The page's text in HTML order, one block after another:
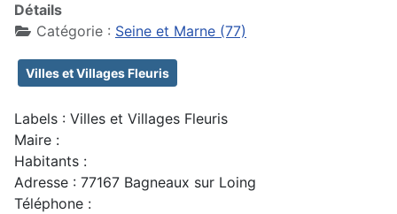
Détails
Catégorie : Seine et Marne (77)
Villes et Villages Fleuris
Labels : Villes et Villages Fleuris
Maire :
Habitants :
Adresse : 77167 Bagneaux sur Loing
Téléphone :